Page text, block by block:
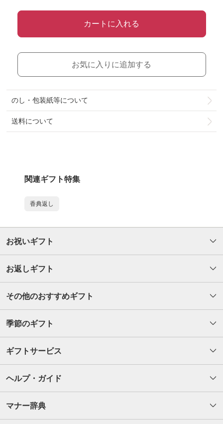
カートに入れる
お気に入りに追加する
のし・包装紙等について
送料について
関連ギフト特集
香典返し
お祝いギフト
お返しギフト
その他のおすすめギフト
季節のギフト
ギフトサービス
ヘルプ・ガイド
マナー辞典